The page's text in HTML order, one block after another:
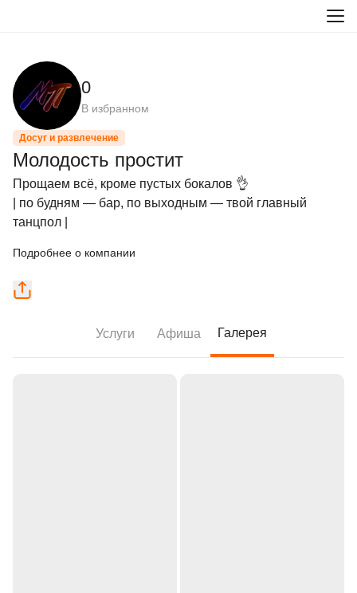
0
В избранном
Досуг и развлечение
Молодость простит
Прощаем всё, кроме пустых бокалов 👌
| по будням — бар, по выходным — твой главный
танцпол |
Подробнее о компании
Услуги Афиша Галерея